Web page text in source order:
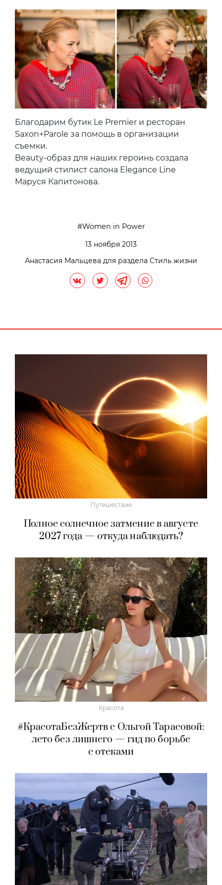
Благодарим бутик Le Premier и ресторан
Saxon+Parole за помощь в организации
съемки.
Beauty-образ для наших героинь создала
ведущий стилист салона Elegance Line
Маруся Капитонова.
Women in Power
13 ноября 2013
Анастасия Мальцева для раздела Стиль жизни
Путешествие
Полное солнечное затмение в августе
2027 года — откуда наблюдать?
Красота
#КрасотаБезЖертв с Ольгой Тарасовой:
лето без лишнего — гид по борьбе
с отеками